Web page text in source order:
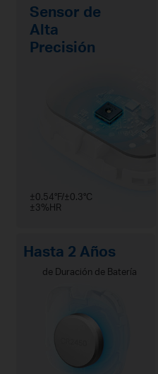
Sensor de
Alta
Precisión
±0.54°F/±0.3°C
±3%HR
Hasta 2 Años
de Duración de Batería